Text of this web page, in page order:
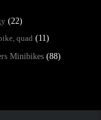
(22)
quad (11)
Minibikes (88)